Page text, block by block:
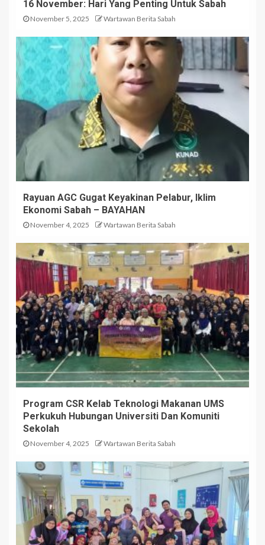
16 November: Hari Yang Penting Untuk Sabah
November 5, 2025 Wartawan Berita Sabah
Rayuan AGC Gugat Keyakinan Pelabur, Iklim
Ekonomi Sabah – BAYAHAN
November 4, 2025 Wartawan Berita Sabah
Program CSR Kelab Teknologi Makanan UMS
Perkukuh Hubungan Universiti Dan Komuniti
Sekolah
November 4, 2025 Wartawan Berita Sabah